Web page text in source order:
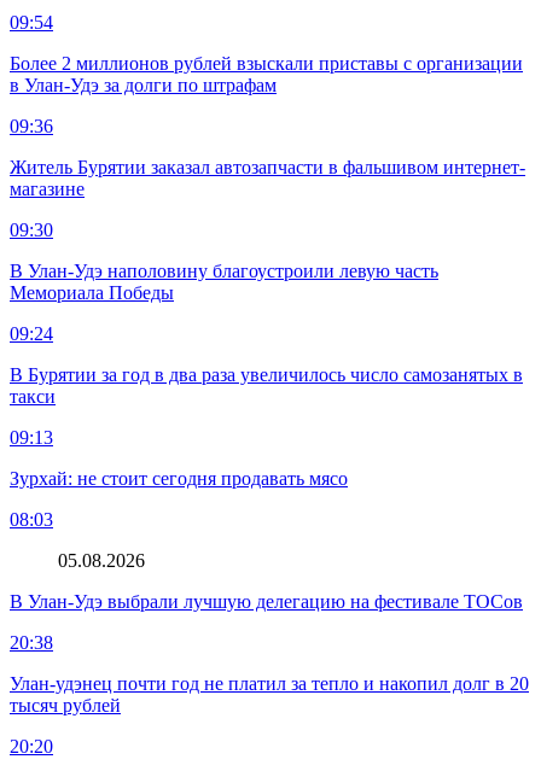
09:54
Более 2 миллионов рублей взыскали приставы с организации
в Улан-Удэ за долги по штрафам
09:36
Житель Бурятии заказал автозапчасти в фальшивом интернет-
магазине
09:30
В Улан-Удэ наполовину благоустроили левую часть
Мемориала Победы
09:24
В Бурятии за год в два раза увеличилось число самозанятых в
такси
09:13
Зурхай: не стоит сегодня продавать мясо
08:03
05.08.2026
В Улан-Удэ выбрали лучшую делегацию на фестивале ТОСов
20:38
Улан-удэнец почти год не платил за тепло и накопил долг в 20
тысяч рублей
20:20